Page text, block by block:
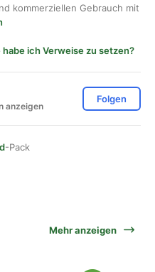
kommerziellen Gebrauch mit
habe ich Verweise zu setzen?
anzeigen
Folgen
-Pack
Mehr anzeigen